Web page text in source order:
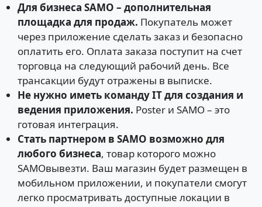
Для бизнеса SAMO – дополнительная
площадка для продаж. Покупатель может
через приложение сделать заказ и безопасно
оплатить его. Оплата заказа поступит на счет
торговца на следующий рабочий день. Все
трансакции будут отражены в выписке.
Не нужно иметь команду IТ для создания и
ведения приложения. Poster и SAMO – это
готовая интеграция.
Стать партнером в SAMO возможно для
любого бизнеса, товар которого можно
SAMOвывезти. Ваш магазин будет размещен в
мобильном приложении, и покупатели смогут
легко просматривать доступные локации в